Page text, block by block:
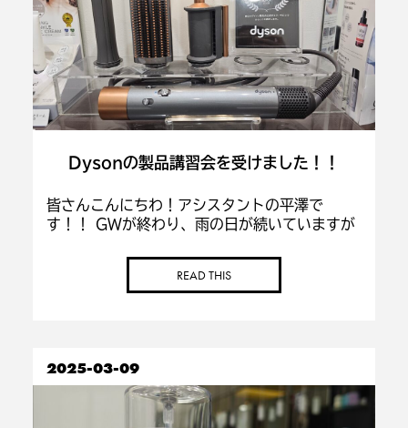
Dysonの製品講習会を受けました！！
皆さんこんにちわ！アシスタントの平澤で
す！！ GWが終わり、雨の日が続いていますが
日、Dyson(ダイソン)の専属スタイリストの方
に来て頂き、営業後に講習会を行いま […]
READ THIS
2025-03-09